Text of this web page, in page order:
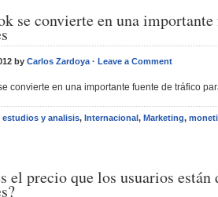
se convierte en una
by Carlos Zardoya · Leave a Comment
convierte en una importante fuente de tráfico
estudios y analisis, Internacional, Marketing,
el precio que los usuarios